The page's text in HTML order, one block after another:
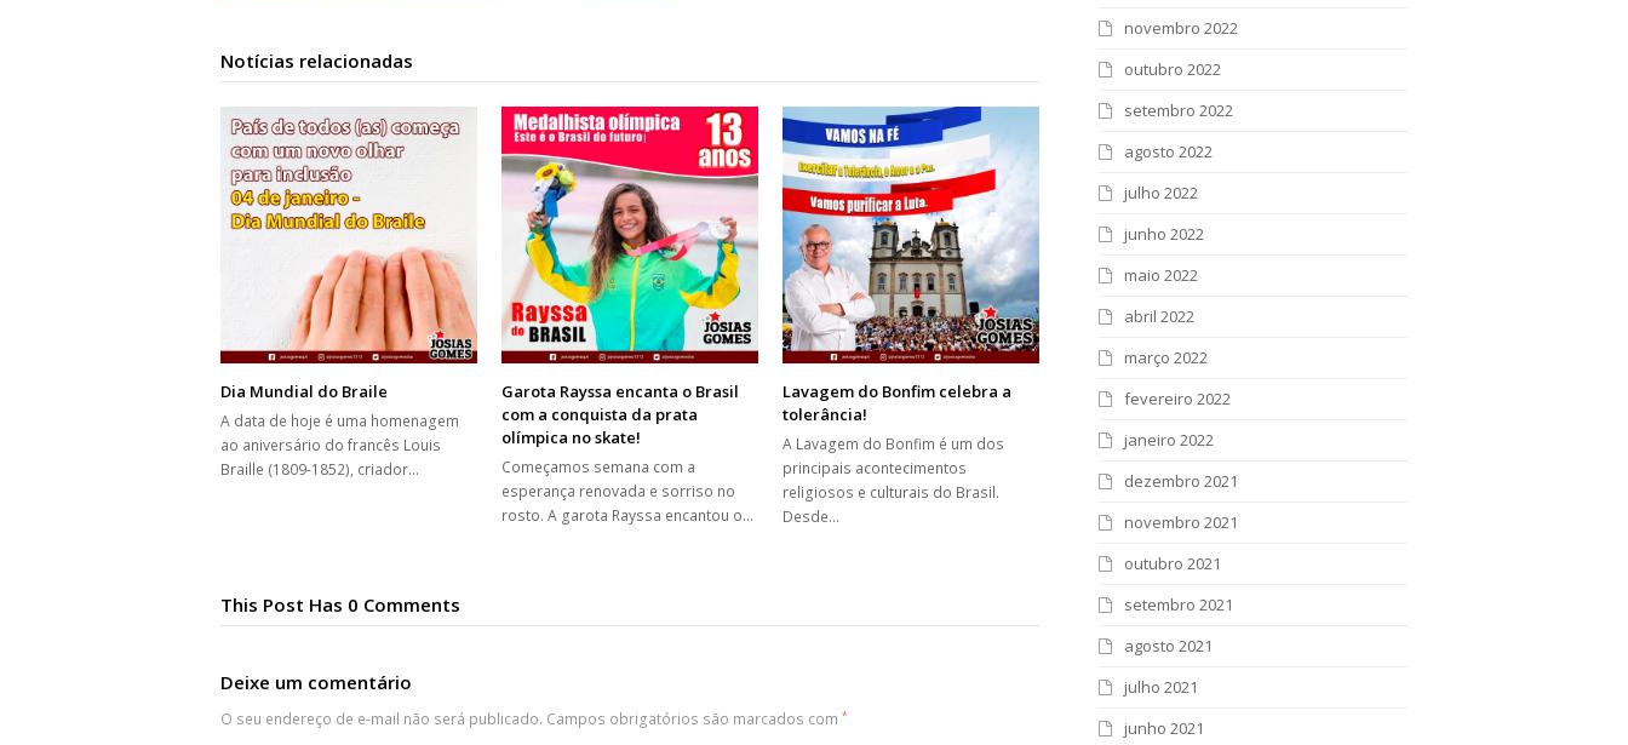
Notícias relacionadas
Dia Mundial do Braile
A data de hoje é uma homenagem
ao aniversário do francês Louis
Braille (1809-1852), criador…
Garota Rayssa encanta o Brasil
com a conquista da prata
olímpica no skate!
Começamos semana com a
esperança renovada e sorriso no
rosto. A garota Rayssa encantou o…
Lavagem do Bonfim celebra a
tolerância!
A Lavagem do Bonfim é um dos
principais acontecimentos
religiosos e culturais do Brasil.
Desde…
This Post Has 0 Comments
Deixe um comentário
O seu endereço de e-mail não será publicado. Campos obrigatórios são marcados com *
novembro 2022
outubro 2022
setembro 2022
agosto 2022
julho 2022
junho 2022
maio 2022
abril 2022
março 2022
fevereiro 2022
janeiro 2022
dezembro 2021
novembro 2021
outubro 2021
setembro 2021
agosto 2021
julho 2021
junho 2021